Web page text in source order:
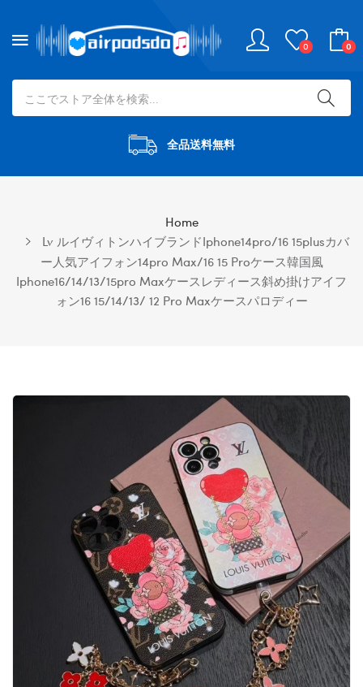
0 0
全品送料無料
Home
Lv ルイヴィトンハイブランドiphone14pro/16 15plusカバ
ー人気アイフォン14pro Max/16 15 Proケース韓国風
Iphone16/14/13/15pro Maxケースレディース斜め掛けアイフ
ォン16 15/14/13/ 12 Pro Maxケースパロディー